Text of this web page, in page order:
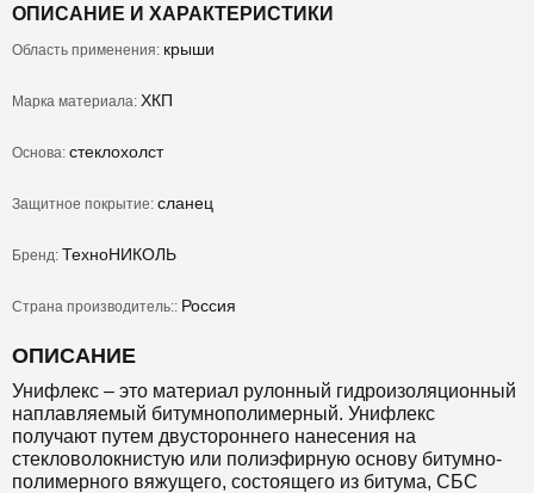
ОПИСАНИЕ И ХАРАКТЕРИСТИКИ
Область применения: крыши
Марка материала: ХКП
Основа: стеклохолст
Защитное покрытие: сланец
Бренд: ТехноНИКОЛЬ
Страна производитель:: Россия
ОПИСАНИЕ
Унифлекс – это материал рулонный гидроизоляционный
наплавляемый битумнополимерный. Унифлекс
получают путем двустороннего нанесения на
стекловолокнистую или полиэфирную основу битумно-
полимерного вяжущего, состоящего из битума, СБС